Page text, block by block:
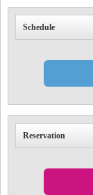
Schedule
Reservation